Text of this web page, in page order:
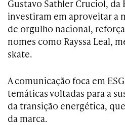
Gustavo Sathler Cruciol, da
investiram em aproveitar a
de orgulho nacional,
nomes como Rayssa Leal,
skate.
A comunicação foca em
temáticas voltadas para a
da transição energética,
da marca.